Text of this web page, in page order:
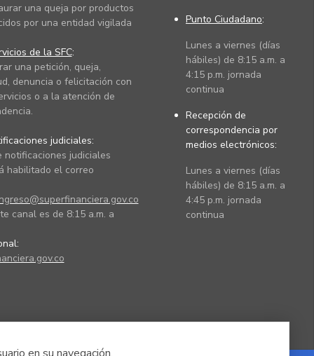
una queja por productos
por una entidad vigilada
de la SFC:
una petición, queja,
denuncia o felicitación con
o a la atención de
judiciales:
notificaciones judiciales
habilitado el correo
canal es de 8:15 a.m. a
Punto Ciudadano:
Lunes a viernes (días
hábiles) de 8:15 a.m. a
4:15 p.m. jornada
continua
Recepción de
correspondencia por
medios electrónicos:
Lunes a viernes (días
hábiles) de 8:15 a.m. a
4:45 p.m. jornada
continua